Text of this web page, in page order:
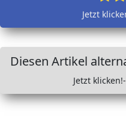
Jetzt
Diesen Artikel
Jetzt